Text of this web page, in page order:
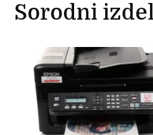
Sorodni